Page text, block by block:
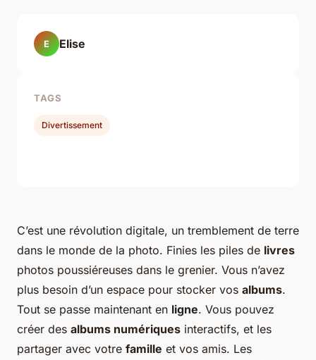
C’est une révolution digitale, un tremblement de terre
dans le monde de la photo. Finies les piles de livres
photos poussiéreuses dans le grenier. Vous n’avez
plus besoin d’un espace pour stocker vos albums.
Tout se passe maintenant en ligne. Vous pouvez
créer des albums numériques interactifs, et les
partager avec votre famille et vos amis. Les
E Elise
TAGS
Divertissement